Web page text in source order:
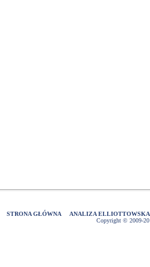
STRONA GŁÓWNA
ANALIZA ELLIOTTOWSKA
Copyright © 2009-